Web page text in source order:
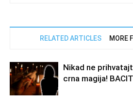
RELATED ARTICLES MORE
Nikad ne
crna magija!